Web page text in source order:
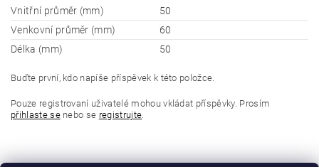
Vnitřní průměr (mm)
50
Venkovní průměr (mm)
60
Délka (mm)
50
Buďte první, kdo napíše příspěvek k této položce.
Pouze registrovaní uživatelé mohou vkládat příspěvky. Prosím
přihlaste senebo se registrujte.